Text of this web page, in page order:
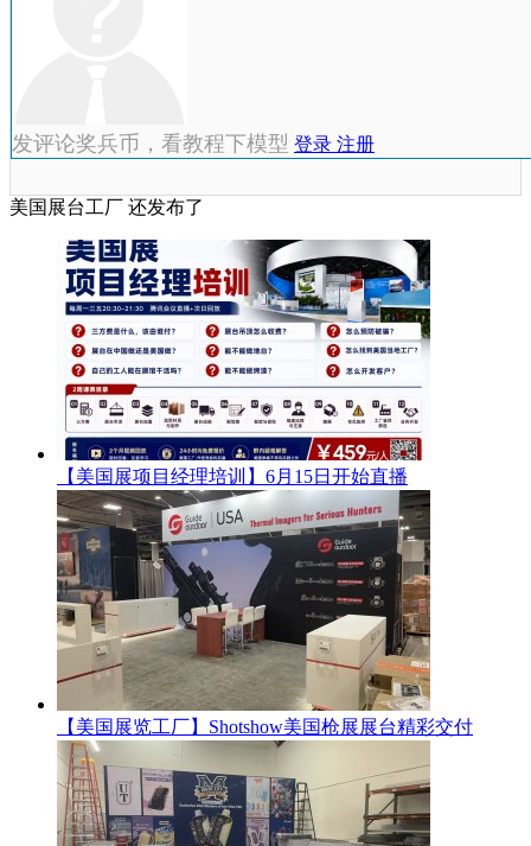
发评论奖兵币，看教程下模型 登录 注册
美国展台工厂 还发布了
【美国展项目经理培训】6月15日开始直播
【美国展览工厂】Shotshow美国枪展展台精彩交付